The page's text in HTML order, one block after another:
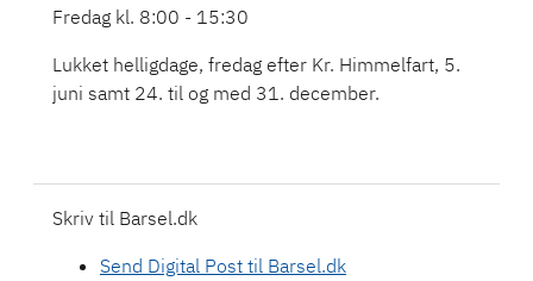
Fredag kl. 8:00 - 15:30
Lukket helligdage, fredag efter Kr. Himmelfart, 5.
juni samt 24. til og med 31. december.
Skriv til Barsel.dk
Send Digital Post til Barsel.dk